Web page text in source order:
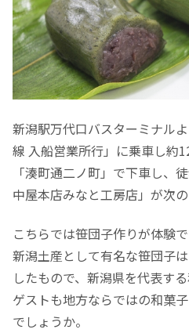
新潟駅万代口バスターミナル
線 入船営業所行」に乗車し約
「湊町通二ノ町」で下車し、
中屋本店みなと工房店」が次の
こちらでは笹団子作りが体験で
新潟土産として有名な笹団子
したもので、新潟県を代表する
ゲストも地方ならではの和菓
でしょうか。